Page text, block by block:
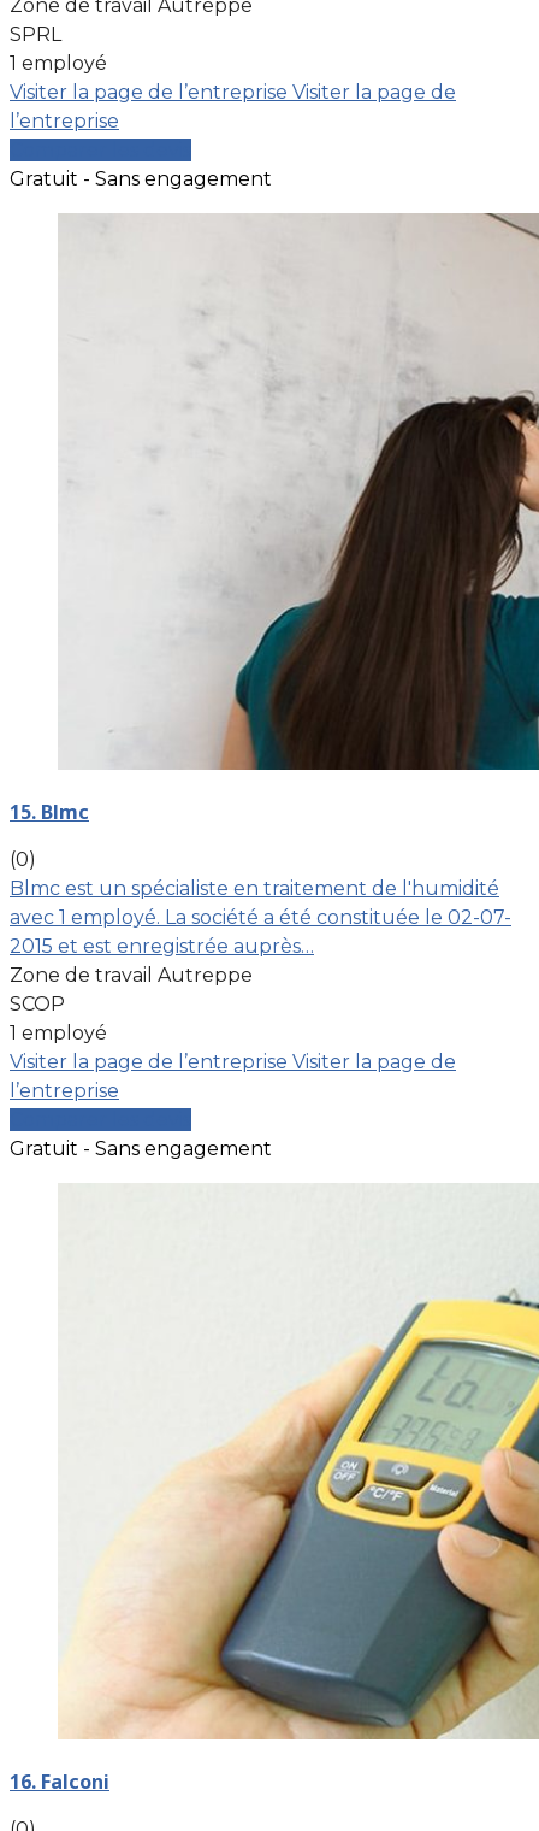
Zone de travail Autreppe
SPRL
1 employé
Visiter la page de l’entreprise Visiter la page de
l’entreprise
Gratuit - Sans engagement
15. Blmc
(0)
Blmc est un spécialiste en traitement de l'humidité
avec 1 employé. La société a été constituée le 02-07-
2015 et est enregistrée auprès…
Zone de travail Autreppe
SCOP
1 employé
Visiter la page de l’entreprise Visiter la page de
l’entreprise
Gratuit - Sans engagement
16. Falconi